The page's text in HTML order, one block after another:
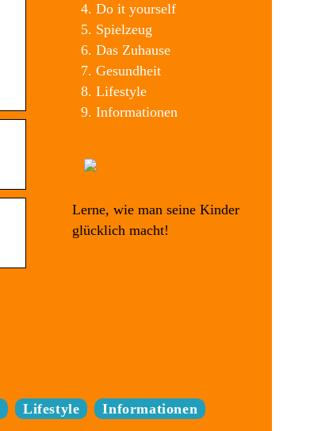
Do it yourself
Spielzeug
Das Zuhause
Gesundheit
Lifestyle
Informationen
Lerne, wie man seine Kinder
glücklich macht!
Lifestyle Informationen